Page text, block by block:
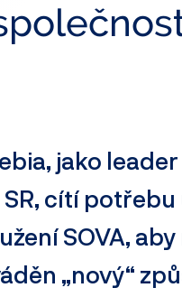
jako
SR, cítí
SOVA,
„nový“